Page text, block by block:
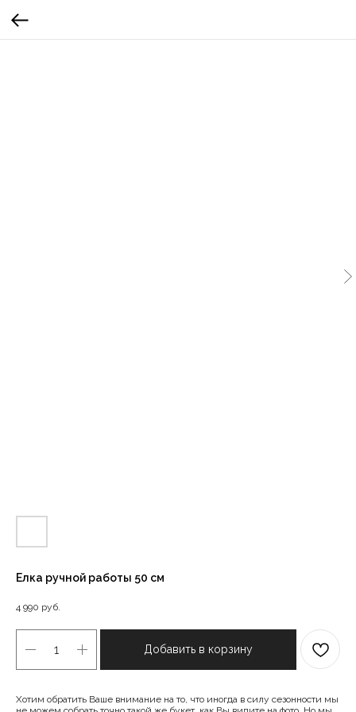
Елка ручной работы 50 см
4 990 руб.
Добавить в корзину
Хотим обратить Ваше внимание на то, что иногда в силу сезонности мы